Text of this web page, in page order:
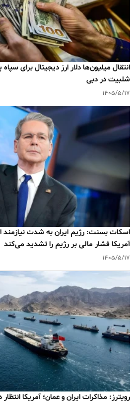
انتقال میلیون‌ها دلار ارز دیجیتال برای
شلبیت در دبی
۱۴۰۵/۵/۱۷
اسکات بسنت: رژیم ایران به‌ شدت
آمریکا فشار مالی بر رژیم را تشدید می‌کند
۱۴۰۵/۵/۱۷
رویترز: مذاکرات ایران و عمان؛ آمریکا